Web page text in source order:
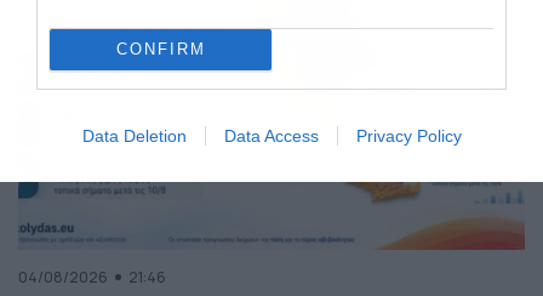
CONFIRM
Data Deletion Data Access Privacy Policy
04/08/2026 21:46